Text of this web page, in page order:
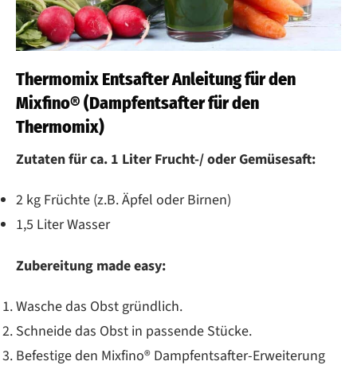
Thermomix Entsafter Anleitung für den
Mixfino® (Dampfentsafter für den
Thermomix)
Zutaten für ca. 1 Liter Frucht-/ oder Gemüsesaft:
2 kg Früchte (z.B. Äpfel oder Birnen)
1,5 Liter Wasser
Zubereitung made easy:
Wasche das Obst gründlich.
Schneide das Obst in passende Stücke.
Befestige den Mixfino® Dampfentsafter-Erweiterung